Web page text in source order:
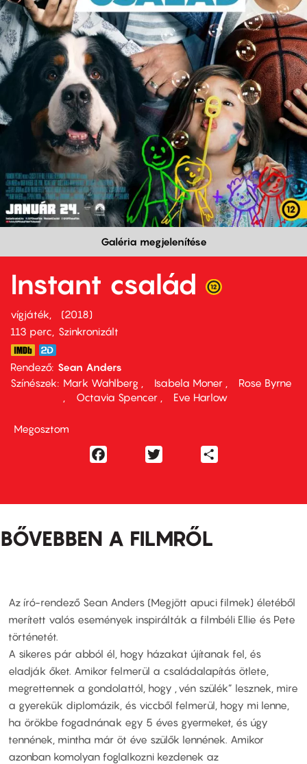
Galéria megjelenítése
Instant család
vígjáték
2018
113 perc,
Szinkronizált
Rendező Sean Anders
Színészek
Mark Wahlberg Isabela Moner
Rose Byrne
Octavia Spencer
Eve Harlow
Megosztom
Facebook
BŐVEBBEN A FILMRŐL
Az író-rendező Sean Anders (Megjött apuci filmek) életéből
merített valós események inspirálták a filmbéli Ellie és Pete
történetét.
A sikeres pár abból él, hogy házakat újítanak fel, és
eladják őket. Amikor felmerül a családalapítás ötlete,
megrettennek a gondolattól, hogy „vén szülék” lesznek, mire
a gyerekük diplomázik, és viccből felmerül, hogy mi lenne,
ha örökbe fogadnának egy 5 éves gyermeket, és úgy
tennének, mintha már öt éve szülők lennének. Amikor
azonban komolyan foglalkozni kezdenek az